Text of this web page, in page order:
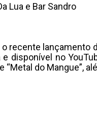
Lua e Bar Sandro
recente lançamento
e disponível no
do Mangue”,